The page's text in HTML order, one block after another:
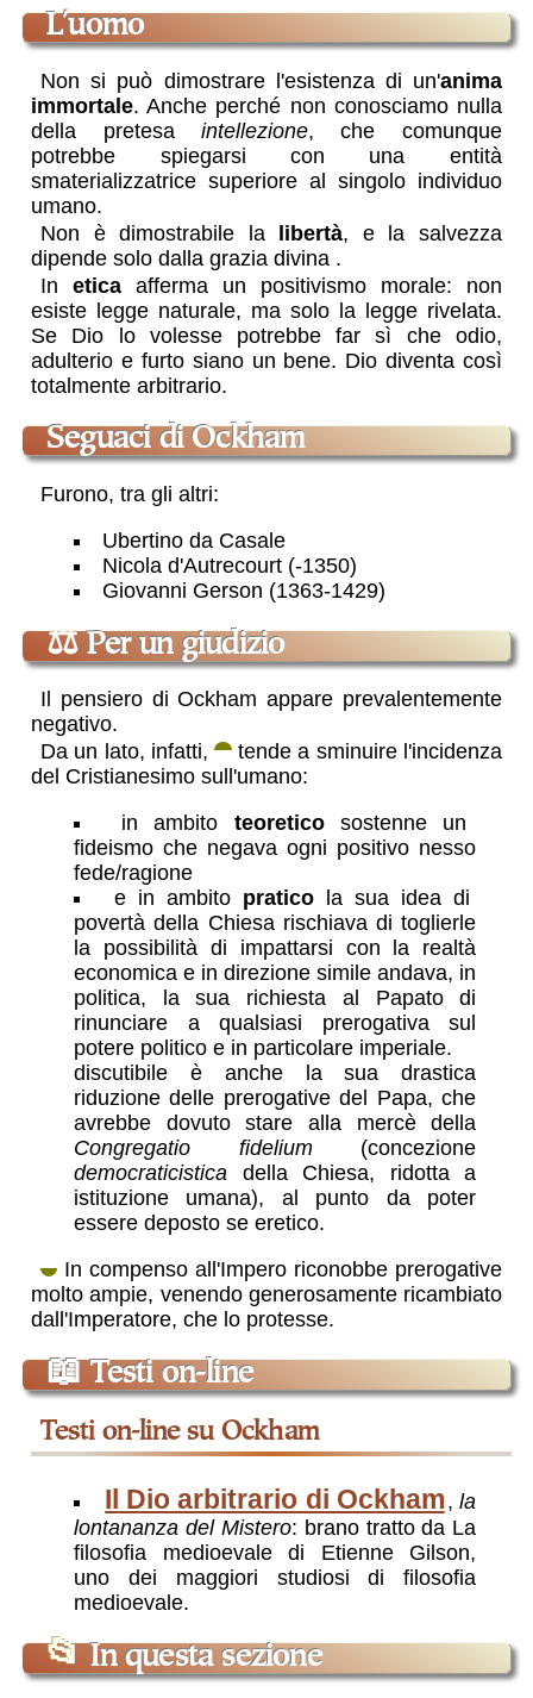
l'uomo
Non si può dimostrare l'esistenza di un'anima
immortale. Anche perché non conosciamo nulla
della pretesa intellezione, che comunque
potrebbe spiegarsi con una entità
smaterializzatrice superiore al singolo individuo
umano.
Non è dimostrabile la
libertà, e la salvezza
dipende solo dalla grazia divina .
Inetica afferma un positivismo morale: non
esiste legge naturale, ma solo la legge rivelata.
Se Dio lo volesse potrebbe far sì che odio,
adulterio e furto siano un bene. Dio diventa così
totalmente arbitrario.
seguaci di Ockham
Furono, tra gli altri:
Ubertino da Casale
Nicola d'Autrecourt (-1350)
Giovanni Gerson (1363-1429)
⚖ Per un giudizio
Il pensiero di Ockham appare prevalentemente
negativo.
Da un lato, infatti,
tende a sminuire l'incidenza
del Cristianesimo sull'umano:
in ambito teoreticosostenne un
fideismo che negava ogni positivo nesso
fede/ragione
e in ambito praticola sua idea di
povertà della Chiesa rischiava di toglierle
la possibilità di impattarsi con la realtà
economica e in direzione simile andava, in
politica, la sua richiesta al Papato di
rinunciare a qualsiasi prerogativa sul
potere politico e in particolare imperiale.
discutibile è anche la sua drastica
riduzione delle prerogative del Papa, che
avrebbe dovuto stare alla mercè della
Congregatio fidelium(concezione
democraticistica della Chiesa, ridotta a
istituzione umana), al punto da poter
essere deposto se eretico.
In compenso all'Impero riconobbe prerogative
molto ampie, venendo generosamente ricambiato
dall'Imperatore, che lo protesse.
📖 Testi on-line
testi on-line su Ockham
Il Dio arbitrario di Ockham ,la
lontananza del Mistero: brano tratto da La
filosofia medioevale di Etienne Gilson,
uno dei maggiori studiosi di filosofia
medioevale.
📂 In questa sezione